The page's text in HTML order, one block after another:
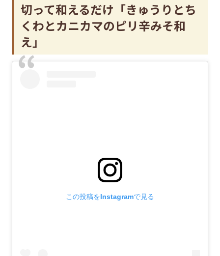
切って和えるだけ「きゅうりとち
くわとカニカマのピリ辛みそ和
え」
この投稿をInstagramで見る